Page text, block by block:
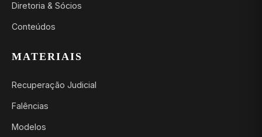
Diretoria & Sócios
Conteúdos
MATERIAIS
Recuperação Judicial
Falências
Modelos